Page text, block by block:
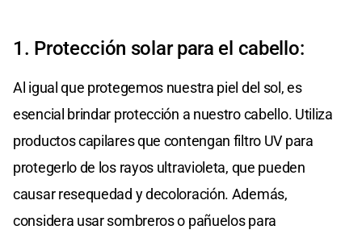
1. Protección solar para el cabello:
Al igual que protegemos nuestra piel del sol, es
esencial brindar protección a nuestro cabello. Utiliza
productos capilares que contengan filtro UV para
protegerlo de los rayos ultravioleta, que pueden
causar resequedad y decoloración. Además,
considera usar sombreros o pañuelos para